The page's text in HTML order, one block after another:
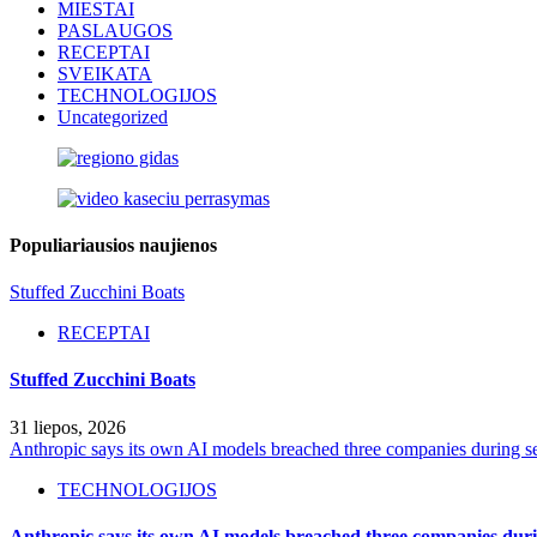
MIESTAI
PASLAUGOS
RECEPTAI
SVEIKATA
TECHNOLOGIJOS
Uncategorized
Populiariausios naujienos
Stuffed Zucchini Boats
RECEPTAI
Stuffed Zucchini Boats
31 liepos, 2026
Anthropic says its own AI models breached three companies during
TECHNOLOGIJOS